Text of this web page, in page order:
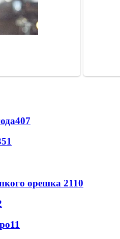
407
орешка 2110
11